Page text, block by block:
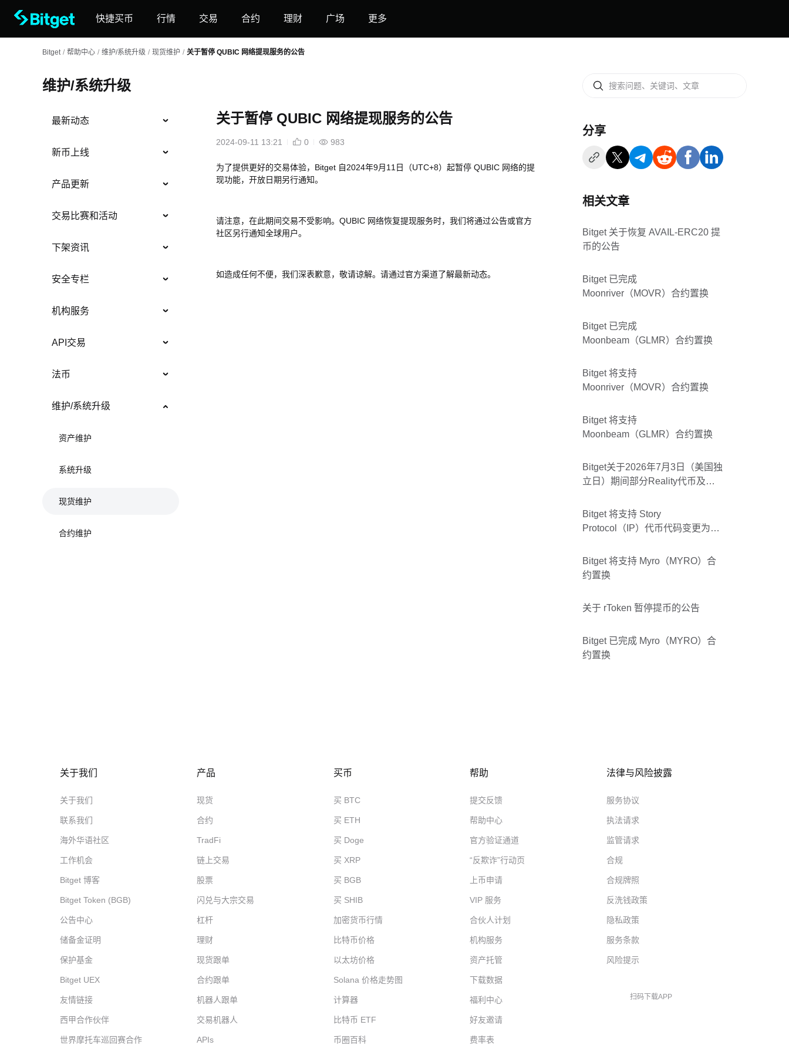
快捷买币 行情 交易 合约 理财 广场 更多
Bitget / 帮助中心 / 维护/系统升级 / 现货维护 / 关于暂停 QUBIC 网络提现服务的公告
维护/系统升级
最新动态
新币上线
产品更新
交易比赛和活动
下架资讯
安全专栏
机构服务
API交易
法币
维护/系统升级
资产维护
系统升级
现货维护
合约维护
关于暂停 QUBIC 网络提现服务的公告
2024-09-11 13:21 0 983
为了提供更好的交易体验， Bitget 自2024年9月 11 日（UTC+8）起暂停 QUBIC 网络的提
现功能，开放日期另行通知。
请注意，在此期间交易不受影响。 QUBIC 网络恢复提现服务时，我们将通过公告或官方
社区另行通知全球用户。
如造成任何不便，我们深表歉意，敬请谅解。请通过官方渠道了解最新动态。
分享
相关文章
Bitget 关于恢复 AVAIL-ERC20 提
币的公告
Bitget 已完成
Moonriver（MOVR）合约置换
Bitget 已完成
Moonbeam（GLMR）合约置换
Bitget 将支持
Moonriver（MOVR）合约置换
Bitget 将支持
Moonbeam（GLMR）合约置换
Bitget关于2026年7月3日（美国独
立日）期间部分Reality代币及
Bitget 将支持 Story
Protocol（IP）代币代码变更为
Bitget 将支持 Myro（MYRO）合
约置换
关于 rToken 暂停提币的公告
Bitget 已完成 Myro（MYRO）合
约置换
关于我们
关于我们
联系我们
海外华语社区
工作机会
Bitget 博客
Bitget Token (BGB)
公告中心
储备金证明
保护基金
Bitget UEX
友情链接
西甲合作伙伴
世界摩托车巡回赛合作
产品
现货
合约
TradFi
链上交易
股票
闪兑与大宗交易
杠杆
理财
现货跟单
合约跟单
机器人跟单
交易机器人
APIs
买币
买 BTC
买 ETH
买 Doge
买 XRP
买 BGB
买 SHIB
加密货币行情
比特币价格
以太坊价格
Solana 价格走势图
计算器
比特币 ETF
币圈百科
帮助
提交反馈
帮助中心
官方验证通道
“反欺诈”行动页
上币申请
VIP 服务
合伙人计划
机构服务
资产托管
下载数据
福利中心
好友邀请
费率表
法律与风险披露
服务协议
执法请求
监管请求
合规
合规牌照
反洗钱政策
隐私政策
服务条款
风险提示
扫码下载APP